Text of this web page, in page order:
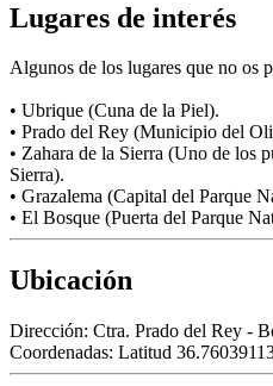
Lugares de interés
Algunos de los lugares que no os
• Ubrique (Cuna de la Piel).
• Prado del Rey (Municipio del
• Zahara de la Sierra (Uno de los
Sierra).
• Grazalema (Capital del Parque
• El Bosque (Puerta del Parque
Ubicación
Dirección: Ctra. Prado del Rey -
Coordenadas: Latitud